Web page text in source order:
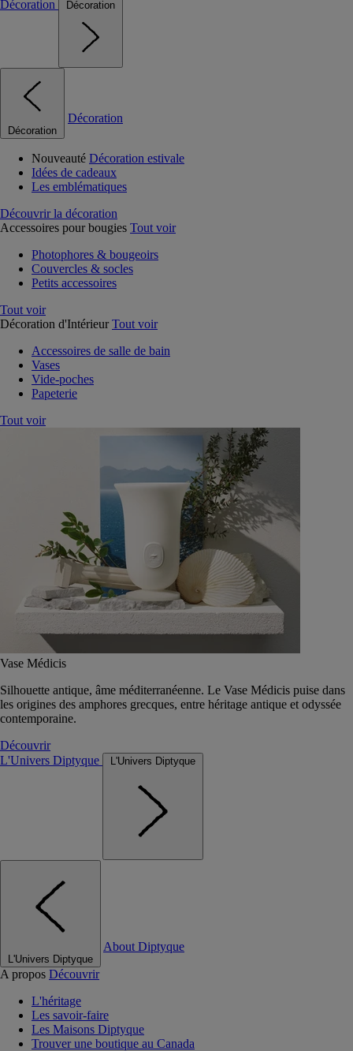
Décoration Décoration
Décoration
Décoration
Nouveauté Décoration estivale
Idées de cadeaux
Les emblématiques
Découvrir la décoration
Accessoires pour bougies Tout voir
Photophores & bougeoirs
Couvercles & socles
Petits accessoires
Tout voir
Décoration d'Intérieur Tout voir
Accessoires de salle de bain
Vases
Vide-poches
Papeterie
Tout voir
Vase Médicis
Silhouette antique, âme méditerranéenne. Le Vase Médicis puise dans
les origines des amphores grecques, entre héritage antique et odyssée
contemporaine.
Découvrir
L'Univers Diptyque
L'Univers Diptyque
L'Univers Diptyque
About Diptyque
A propos Découvrir
L'héritage
Les savoir-faire
Les Maisons Diptyque
Trouver une boutique au Canada